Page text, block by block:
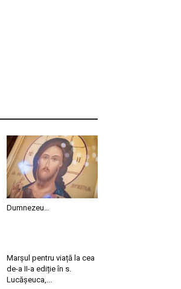
Dumnezeu…
Marșul pentru viață la cea
de-a II-a ediție în s.
Lucășeuca,...